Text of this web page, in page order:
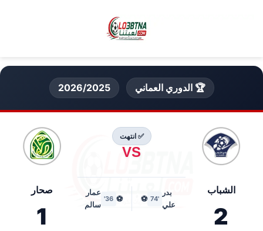
🏆 الدوري العماني 2026/2025
الشباب
2
✅ انتهت
VS
بدر
علي
'74
⚽
⚽
36'
عمار
سالم
صحار
1